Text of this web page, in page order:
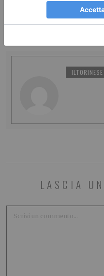
Treni, lavori tra
ILTORINESE
LASCIA